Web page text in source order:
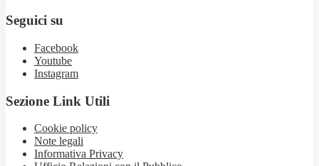
Seguici su
Facebook
Youtube
Instagram
Sezione Link Utili
Cookie policy
Note legali
Informativa Privacy